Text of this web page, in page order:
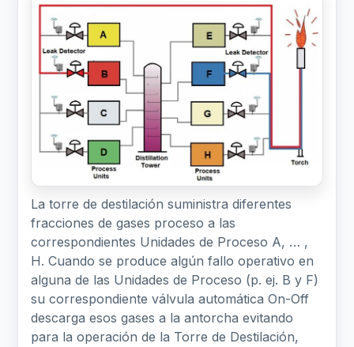
La torre de destilación suministra diferentes
fracciones de gases proceso a las
correspondientes Unidades de Proceso A, … ,
H. Cuando se produce algún fallo operativo en
alguna de las Unidades de Proceso (p. ej. B y F)
su correspondiente válvula automática On-Off
descarga esos gases a la antorcha evitando
para la operación de la Torre de Destilación,